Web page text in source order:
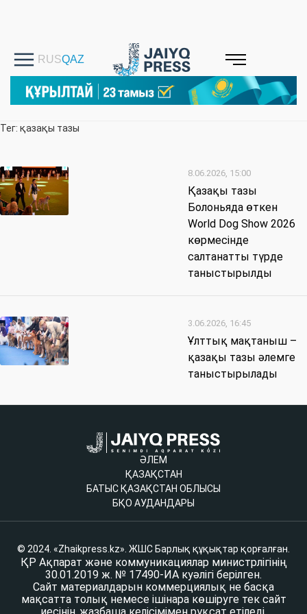
Тег: қазақы тазы
8.06.2026, 15:00
Қазақы тазы
Болоньяда өткен
World Dog Show 2026
көрмесінде
салтанатты түрде
таныстырылды
3.06.2026, 16:45
Ұлттық мақтаныш –
қазақы тазы әлемге
таныстырылады
ӘЛЕМ
ҚАЗАҚСТАН
БАТЫС ҚАЗАҚСТАН ОБЛЫСЫ
БҚО АУДАНДАРЫ
© 2024. «Zhaikpress.kz». ЖШС Барлық құқықтар қорғалған.
ҚР Ақпарат және коммуникациялар министрлігінің
30.01.2019 ж. № 17490-ИА куәлігі берілген.
Сайт материалдарын коммерциялық не басқа
мақсатта толық немесе ішінара көшіруге тек сайт